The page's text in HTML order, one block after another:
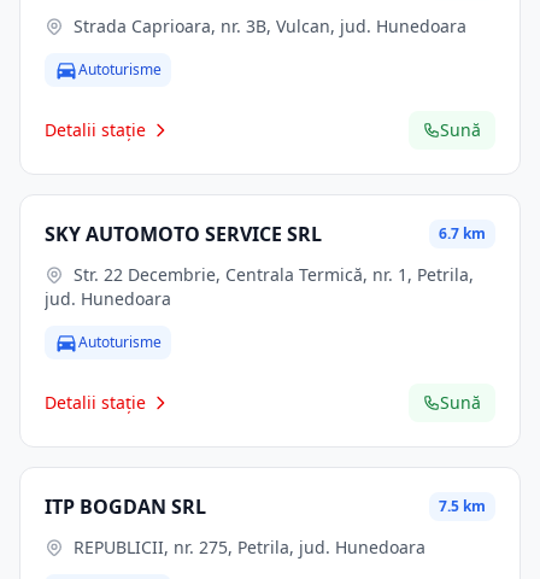
Strada Caprioara, nr. 3B, Vulcan, jud. Hunedoara
Autoturisme
Detalii stație Sună
SKY AUTOMOTO SERVICE SRL 6.7 km
jud. Hunedoara
Autoturisme
Detalii stație Sună
ITP BOGDAN SRL 7.5 km
REPUBLICII, nr. 275, Petrila, jud. Hunedoara